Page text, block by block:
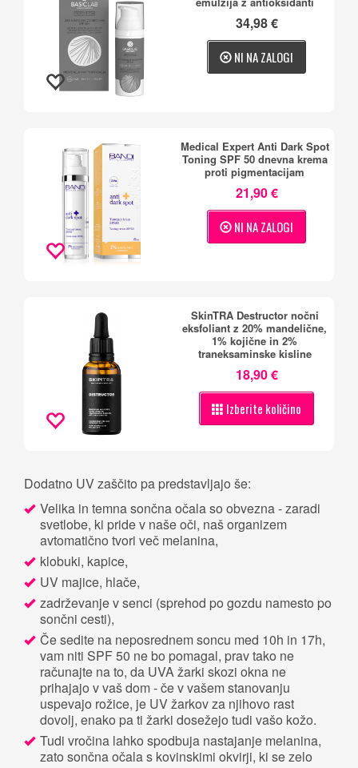
34,98 €
NI NA ZALOGI
Medical Expert Anti Dark Spot
Toning SPF 50 dnevna krema
proti pigmentacijam
21,90 €
NI NA ZALOGI
SkinTRA Destructor nočni
eksfoliant z 20% mandelične,
1% kojične in 2%
traneksaminske kisline
18,90 €
Izberite količino
Dodatno UV zaščito pa predstavljajo še:
Velika in temna sončna očala so obvezna - zaradi
svetlobe, ki pride v naše oči, naš organizem
avtomatično tvori več melanina,
klobuki, kapice,
UV majice, hlače,
zadrževanje v senci (sprehod po gozdu namesto po
sončni cesti),
Če sedite na neposrednem soncu med 10h in 17h,
vam niti SPF 50 ne bo pomagal, prav tako ne
računajte na to, da UVA žarki skozi okna ne
prihajajo v vaš dom - če v vašem stanovanju
uspevajo rožice, je UV žarkov za njihovo rast
dovolj, enako pa ti žarki dosežejo tudi vašo kožo.
Tudi vročina lahko spodbuja nastajanje melanina,
zato sončna očala s kovinskimi okvirji, ki se zelo